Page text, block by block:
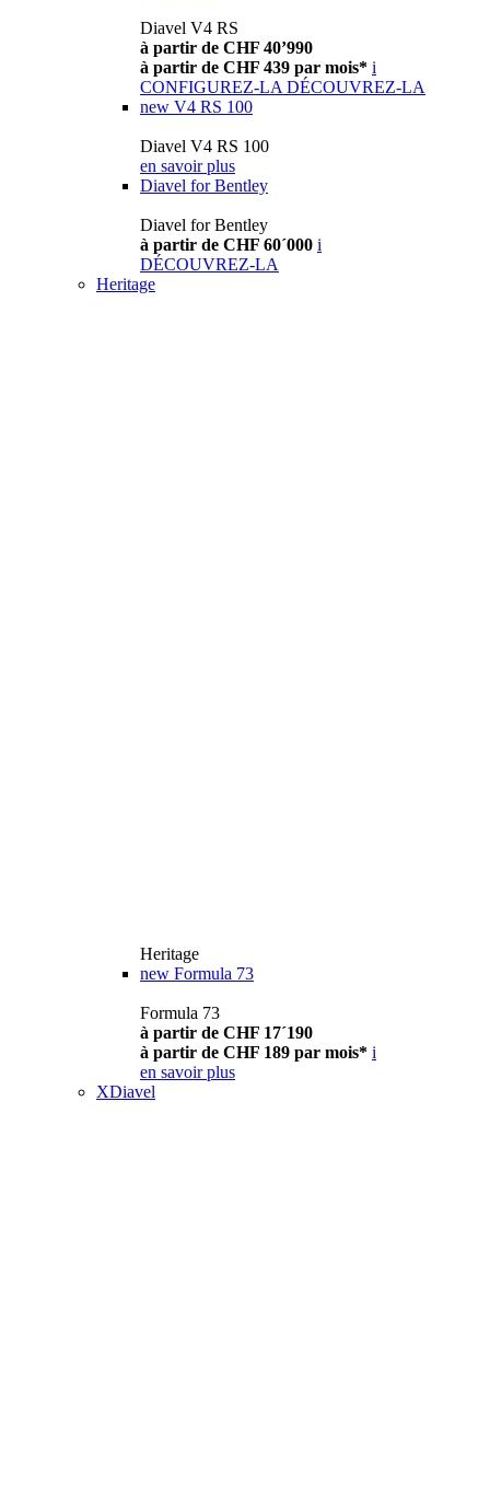
Diavel V4 RS
à partir de CHF 40’990
à partir de CHF 439 par mois* i
CONFIGUREZ-LA DÉCOUVREZ-LA
new V4 RS 100
Diavel V4 RS 100
en savoir plus
Diavel for Bentley
Diavel for Bentley
à partir de CHF 60´000 i
DÉCOUVREZ-LA
Heritage
Heritage
new Formula 73
Formula 73
à partir de CHF 17´190
à partir de CHF 189 par mois* i
en savoir plus
XDiavel